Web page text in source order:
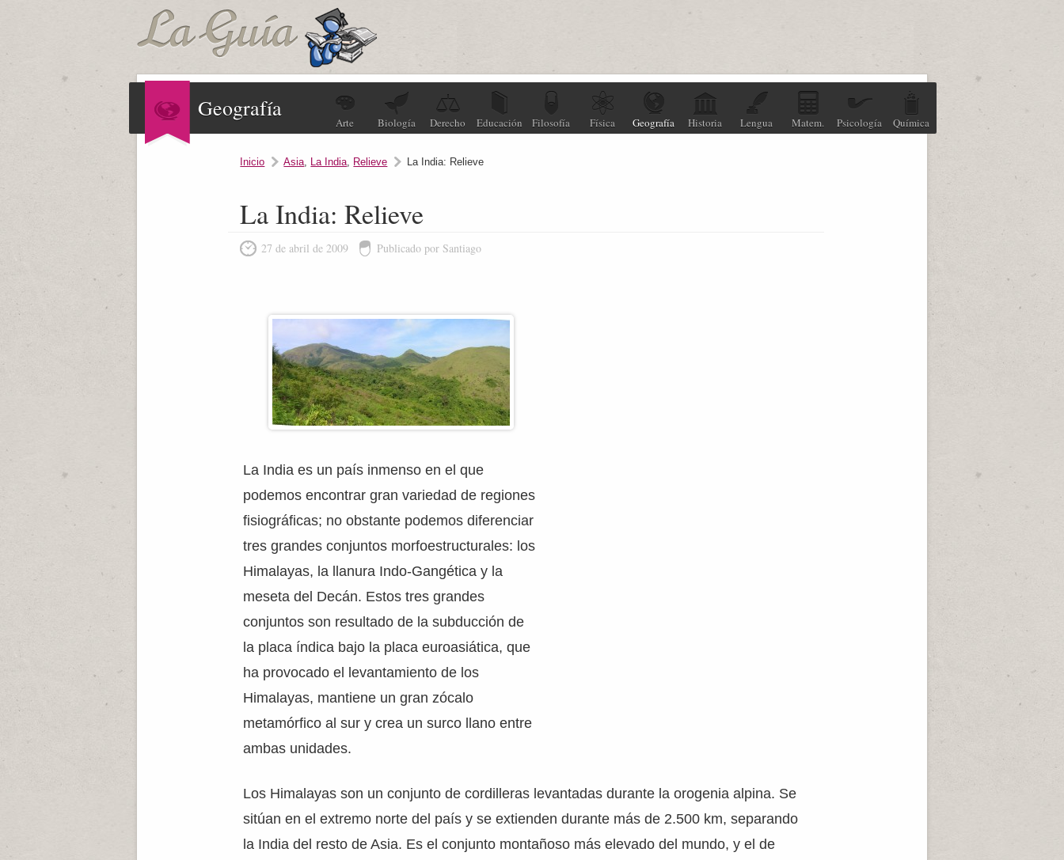
Geografía
Arte Biología Derecho Educación Filosofía Física Geografía Historia Lengua Matem. Psicología Química
Inicio Asia, La India, Relieve La India: Relieve
La India: Relieve
27 de abril de 2009 Publicado por Santiago
La India es un país inmenso en el que
podemos encontrar gran variedad de regiones
fisiográficas; no obstante podemos diferenciar
tres grandes conjuntos morfoestructurales: los
Himalayas, la llanura Indo-Gangética y la
meseta del Decán. Estos tres grandes
conjuntos son resultado de la subducción de
la placa índica bajo la placa euroasiática, que
ha provocado el levantamiento de los
Himalayas, mantiene un gran zócalo
metamórfico al sur y crea un surco llano entre
ambas unidades.
Los Himalayas son un conjunto de cordilleras levantadas durante la orogenia alpina. Se
sitúan en el extremo norte del país y se extienden durante más de 2.500 km, separando
la India del resto de Asia. Es el conjunto montañoso más elevado del mundo, y el de